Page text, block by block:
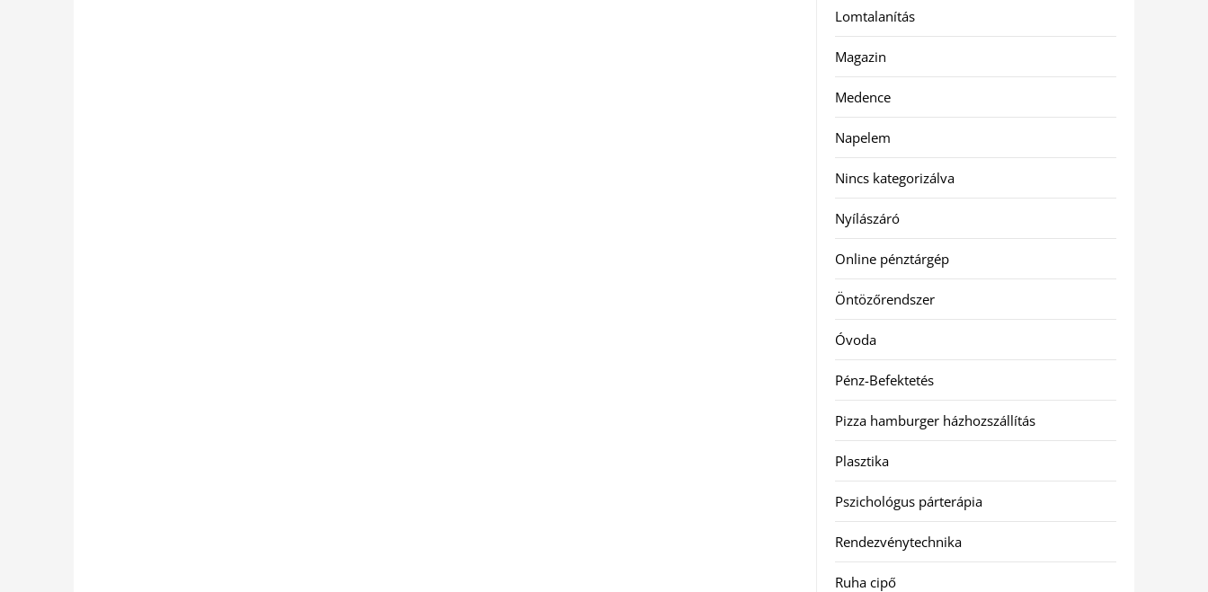
Lomtalanítás
Magazin
Medence
Napelem
Nincs kategorizálva
Nyílászáró
Online pénztárgép
Öntözőrendszer
Óvoda
Pénz-Befektetés
Pizza hamburger házhozszállítás
Plasztika
Pszichológus párterápia
Rendezvénytechnika
Ruha cipő